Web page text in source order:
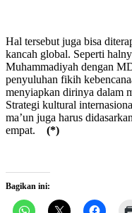
Hal tersebut juga bisa
kancah global. Seperti
Muhammadiyah dengan
penyuluhan fikih
menyiapkan dirinya dalam
Strategi kultural
ma’un juga harus
empat. (*)
Bagikan ini: